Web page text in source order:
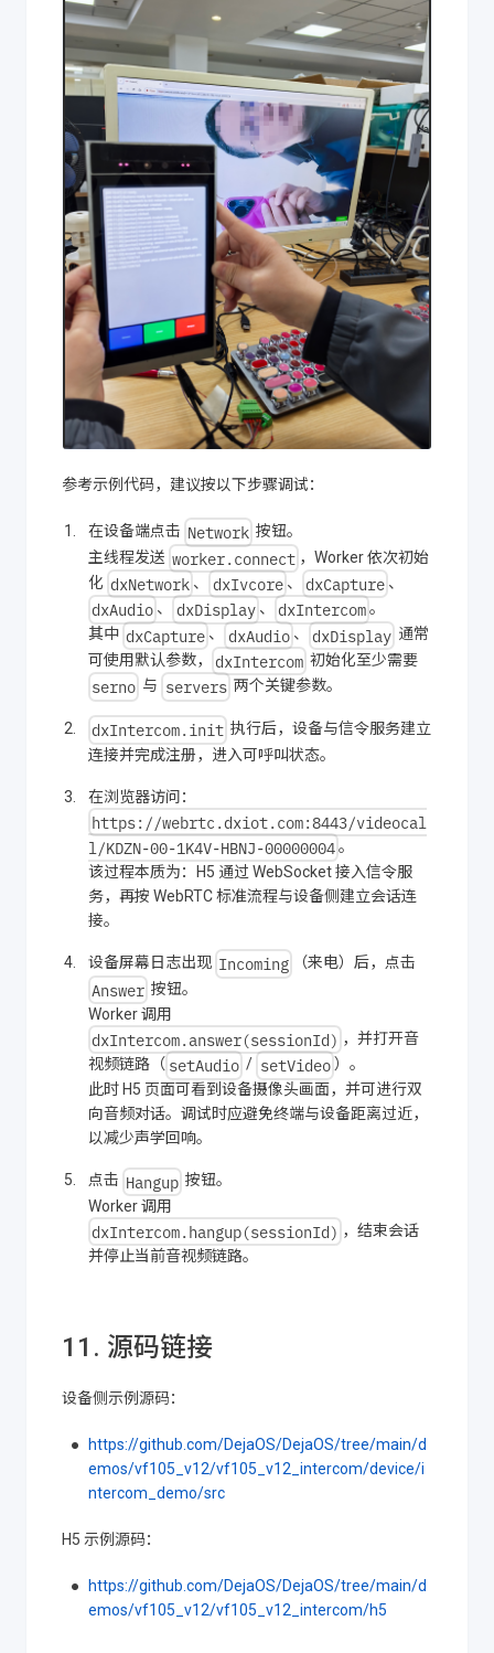
参考示例代码，建议按以下步骤调试：
在设备端点击 Network 按钮。
主线程发送 worker.connect ，Worker 依次初始
化 dxNetwork 、 dxIvcore 、 dxCapture 、
dxAudio 、 dxDisplay 、 dxIntercom。
其中 dxCapture 、 dxAudio 、 dxDisplay 通常
可使用默认参数，
dxIntercom 初始化至少需要
serno 与 servers 两个关键参数。
dxIntercom.init 执行后，设备与信令服务建立
连接并完成注册，进入可呼叫状态。
在浏览器访问：
https://webrtc.dxiot.com:8443/videocal
l/KDZN-00-1K4V-HBNJ-00000004。
该过程本质为：H5 通过 WebSocket 接入信令服
务，再按 WebRTC 标准流程与设备侧建立会话连
接。
设备屏幕日志出现 Incoming （来电）后，点击
Answer 按钮。
Worker 调用
dxIntercom.answer(sessionId) ，并打开音
视频链路（ setAudio / setVideo ）。
此时 H5 页面可看到设备摄像头画面，并可进行双
向音频对话。调试时应避免终端与设备距离过近，
以减少声学回响。
点击 Hangup 按钮。
Worker 调用
dxIntercom.hangup(sessionId) ，结束会话
并停止当前音视频链路。
11. 源码链接
设备侧示例源码：
https://github.com/DejaOS/DejaOS/tree/main/d
emos/vf105_v12/vf105_v12_intercom/device/i
ntercom_demo/src
H5 示例源码：
https://github.com/DejaOS/DejaOS/tree/main/d
emos/vf105_v12/vf105_v12_intercom/h5